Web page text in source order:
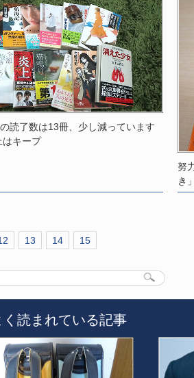
読了数は13冊、少し減っています
はキープ
努
き
13 14 15
く読まれている記事